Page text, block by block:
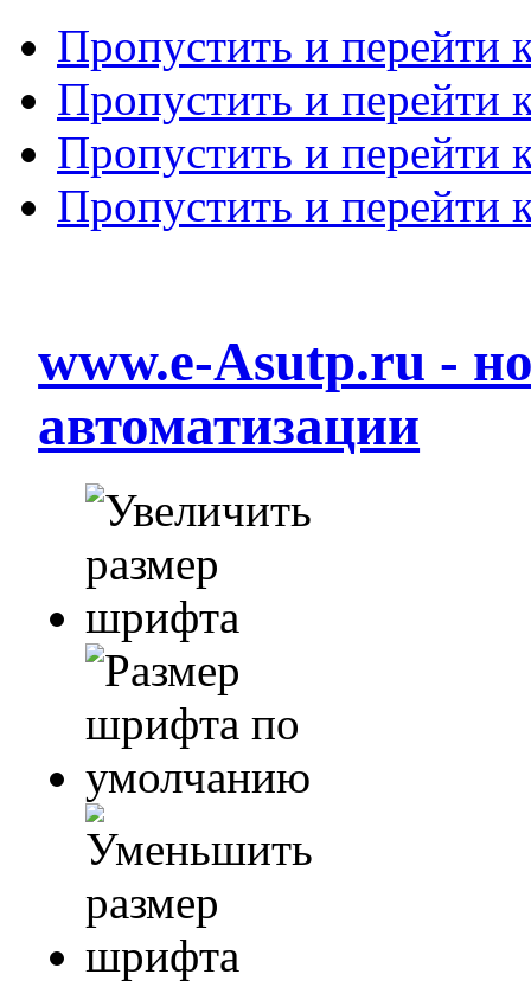
Пропустить и перейти
Пропустить и перейти
Пропустить и перейти
Пропустить и перейти
www.e-Asutp.ru -
автоматизации